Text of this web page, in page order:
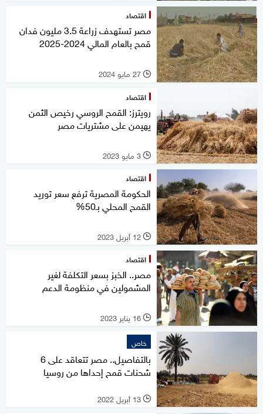
اقتصاد
مصر تستهدف زراعة 3.5 مليون فدان
قمح بالعام المالي 2024-2025
l 27 مايو 2024
اقتصاد
رويترز: القمح الروسي رخيص الثمن
يهيمن على مشتريات مصر
l 3 مايو 2023
اقتصاد
الحكومة المصرية ترفع سعر توريد
القمح المحلي بـ50%
l 12 أبريل 2023
اقتصاد
مصر.. الخبز بسعر التكلفة لغير
المشمولين في منظومة الدعم
l 16 يناير 2023
خاص
بالتفاصيل.. مصر تتعاقد على 6
شحنات قمح إحداها من روسيا
l 13 أبريل 2022